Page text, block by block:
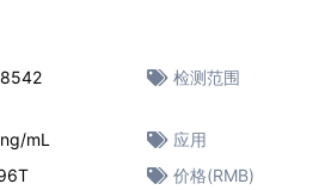
检测范围
mL 应用
价格(RMB)